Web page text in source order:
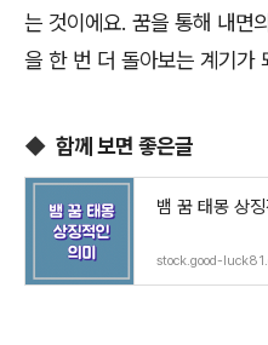
는 것이에요. 꿈을 통해 내면
을 한 번 더 돌아보는 계기가
◆ 함께 보면 좋은글
뱀 꿈 태몽 상징
stock.good-